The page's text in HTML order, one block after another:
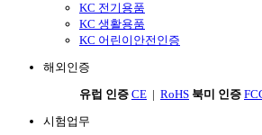
KC 전기용품
KC 생활용품
KC 어린이안전인증
해외인증
유럽 인증 CE | RoHS 북미 인증
시험업무